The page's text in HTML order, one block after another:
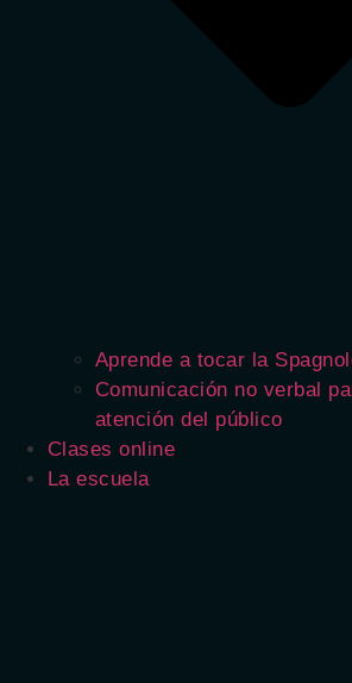
Aprende a tocar la
Comunicación no verbal
atención del público
Clases online
La escuela